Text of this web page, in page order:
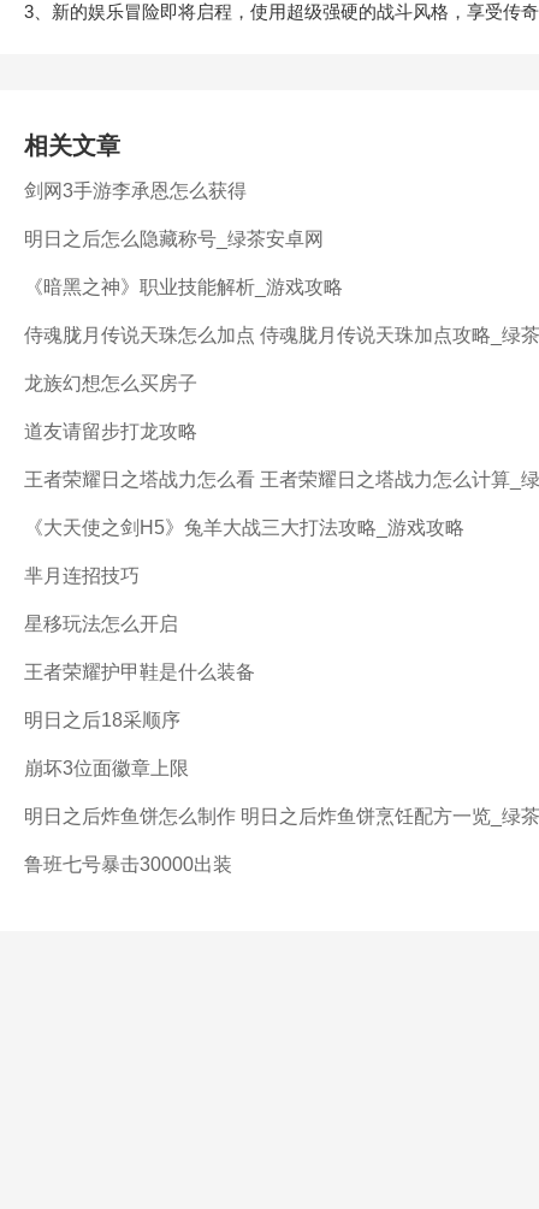
3、新的娱乐冒险即将启程，使用超级强硬的战斗风格，享受传
相关文章
剑网3手游李承恩怎么获得
明日之后怎么隐藏称号_绿茶安卓网
《暗黑之神》职业技能解析_游戏攻略
侍魂胧月传说天珠怎么加点 侍魂胧月传说天珠加点攻略_绿
龙族幻想怎么买房子
道友请留步打龙攻略
王者荣耀日之塔战力怎么看 王者荣耀日之塔战力怎么计算_
《大天使之剑H5》兔羊大战三大打法攻略_游戏攻略
芈月连招技巧
星移玩法怎么开启
王者荣耀护甲鞋是什么装备
明日之后18采顺序
崩坏3位面徽章上限
明日之后炸鱼饼怎么制作 明日之后炸鱼饼烹饪配方一览_绿
鲁班七号暴击30000出装